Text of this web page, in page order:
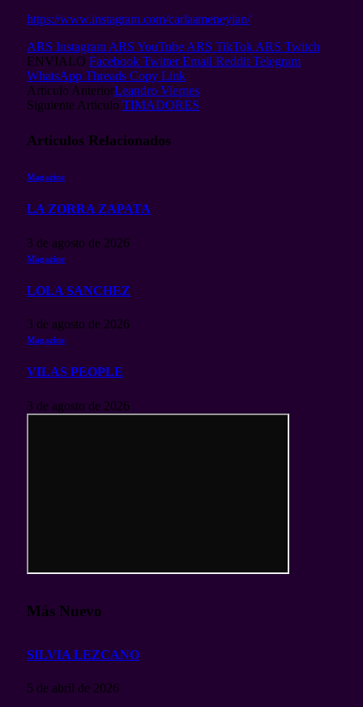
https://www.instagram.com/carlaameneyian/
ARS Instagram ARS YouTube ARS TikTok ARS Twitch
ENVIALO Facebook Twitter Email Reddit Telegram
WhatsApp Threads Copy Link
Articulo AnteriorLeandro Viernes
Siguiente Articulo TIMADORES
Articulos Relacionados
Magazine
LA ZORRA ZAPATA
3 de agosto de 2026
Magazine
LOLA SANCHEZ
3 de agosto de 2026
Magazine
VILAS PEOPLE
3 de agosto de 2026
Más Nuevo
SILVIA LEZCANO
5 de abril de 2026